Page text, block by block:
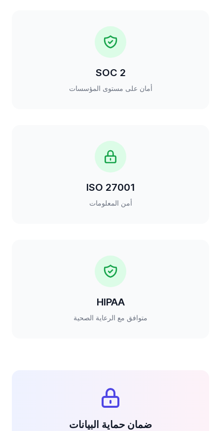
SOC 2
أمان على مستوى المؤسسات
ISO 27001
أمن المعلومات
HIPAA
متوافق مع الرعاية الصحية
ضمان حماية البيانات